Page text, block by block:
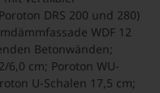
DRS 200 und 280)
WDF 12
Betonwänden;
6,0 cm; Poroton WU-
U-Schalen 17,5 cm;